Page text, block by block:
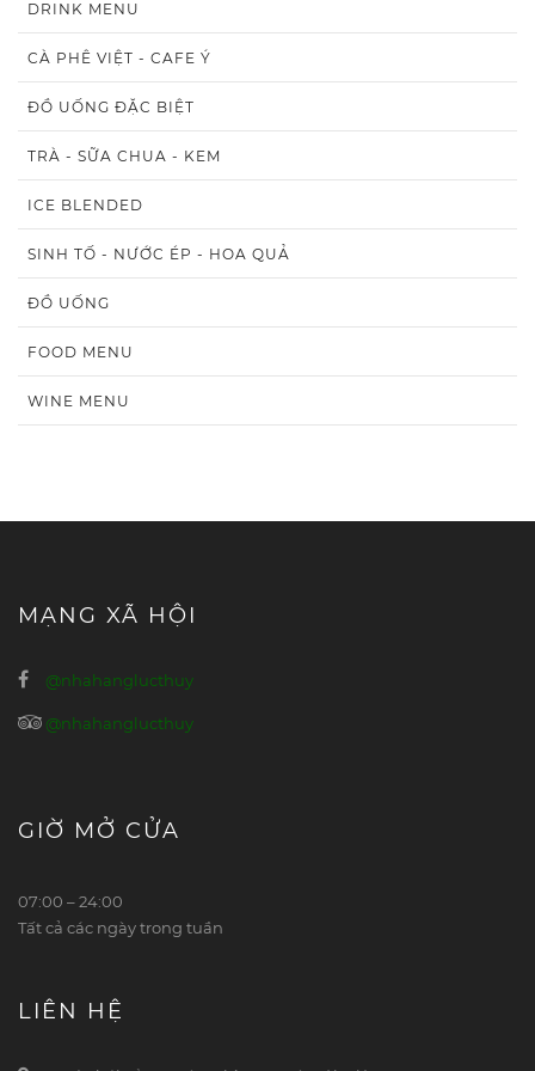
DRINK MENU
CÀ PHÊ VIỆT - CAFE Ý
ĐỒ UỐNG ĐẶC BIỆT
TRÀ - SỮA CHUA - KEM
ICE BLENDED
SINH TỐ - NƯỚC ÉP - HOA QUẢ
ĐỒ UỐNG
FOOD MENU
WINE MENU
MẠNG XÃ HỘI
@nhahanglucthuy
@nhahanglucthuy
GIỜ MỞ CỬA
07:00 – 24:00
Tất cả các ngày trong tuần
LIÊN HỆ